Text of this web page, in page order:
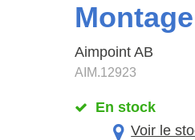
Aimpoint AB
AIM.12923
En stock
Voir le